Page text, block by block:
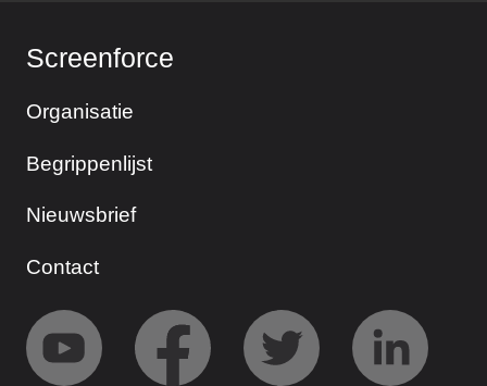
Screenforce
Organisatie
Begrippenlijst
Nieuwsbrief
Contact